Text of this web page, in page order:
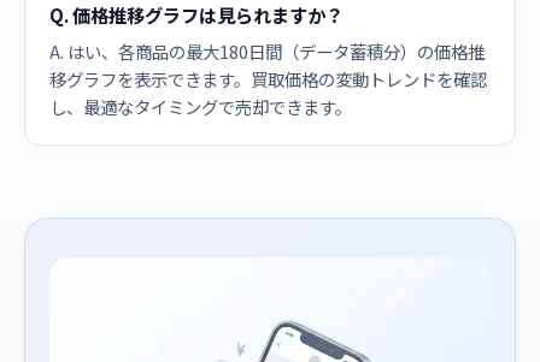
Q. 価格推移グラフは見られますか？
A. はい、各商品の最大180日間（データ蓄積分）の価格推
移グラフを表示できます。買取価格の変動トレンドを確認
し、最適なタイミングで売却できます。